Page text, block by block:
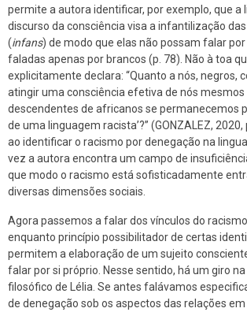
permite a autora identificar, por exemplo, que a
discurso da consciência visa a infantilização
(infans) de modo que elas não possam falar
faladas apenas por brancos (p. 78). Não à toa
explicitamente declara: “Quanto a nós, negros,
atingir uma consciência efetiva de nós
descendentes de africanos se permanecemos
de uma linguagem racista’?” (GONZALEZ,
ao identificar o racismo por denegação na
vez a autora encontra um campo de
que modo o racismo está sofisticadamente
diversas dimensões sociais.
Agora passemos a falar dos vínculos do
enquanto princípio possibilitador de certas
permitem a elaboração de um sujeito
falar por si próprio. Nesse sentido, há um giro
filosófico de Lélia. Se antes falávamos
de denegação sob os aspectos das relações